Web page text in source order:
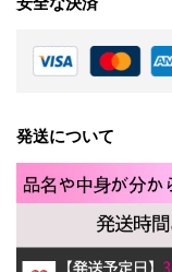
発送について